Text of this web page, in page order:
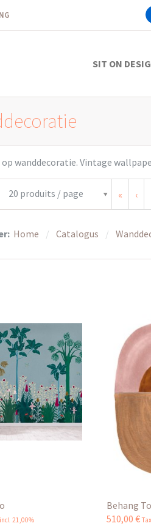
SIT ON
wanddecoratie. Vintage
20 produits / page « ‹
Home Catalogus
21,00%
Behang
510,00 €